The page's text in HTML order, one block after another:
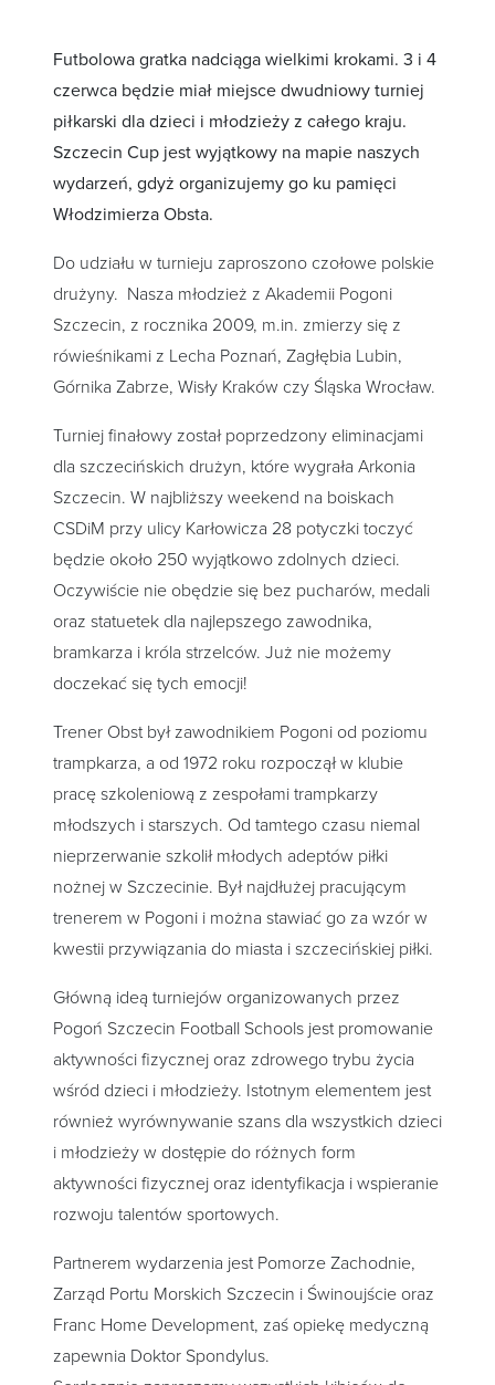
Futbolowa gratka nadciąga wielkimi krokami. 3 i 4
czerwca będzie miał miejsce dwudniowy turniej
piłkarski dla dzieci i młodzieży z całego kraju.
Szczecin Cup jest wyjątkowy na mapie naszych
wydarzeń, gdyż organizujemy go ku pamięci
Włodzimierza Obsta.
Do udziału w turnieju zaproszono czołowe polskie
drużyny. Nasza młodzież z Akademii Pogoni
Szczecin, z rocznika 2009, m.in. zmierzy się z
rówieśnikami z Lecha Poznań, Zagłębia Lubin,
Górnika Zabrze, Wisły Kraków czy Śląska Wrocław.
Turniej finałowy został poprzedzony eliminacjami
dla szczecińskich drużyn, które wygrała Arkonia
Szczecin. W najbliższy weekend na boiskach
CSDiM przy ulicy Karłowicza 28 potyczki toczyć
będzie około 250 wyjątkowo zdolnych dzieci.
Oczywiście nie obędzie się bez pucharów, medali
oraz statuetek dla najlepszego zawodnika,
bramkarza i króla strzelców. Już nie możemy
doczekać się tych emocji!
Trener Obst był zawodnikiem Pogoni od poziomu
trampkarza, a od 1972 roku rozpoczął w klubie
pracę szkoleniową z zespołami trampkarzy
młodszych i starszych. Od tamtego czasu niemal
nieprzerwanie szkolił młodych adeptów piłki
nożnej w Szczecinie. Był najdłużej pracującym
trenerem w Pogoni i można stawiać go za wzór w
kwestii przywiązania do miasta i szczecińskiej piłki.
Główną ideą turniejów organizowanych przez
Pogoń Szczecin Football Schools jest promowanie
aktywności fizycznej oraz zdrowego trybu życia
wśród dzieci i młodzieży. Istotnym elementem jest
również wyrównywanie szans dla wszystkich dzieci
i młodzieży w dostępie do różnych form
aktywności fizycznej oraz identyfikacja i wspieranie
rozwoju talentów sportowych.
Partnerem wydarzenia jest Pomorze Zachodnie,
Zarząd Portu Morskich Szczecin i Świnoujście oraz
Franc Home Development, zaś opiekę medyczną
zapewnia Doktor Spondylus.